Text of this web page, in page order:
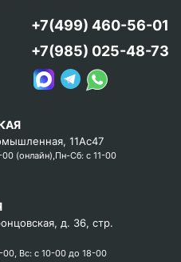
11Ас47
(онлайн),Пн-Сб: с 11-00
д. 36, стр.
Вс: с 10-00 до 18-00
+7(499) 460-56-01
+7(985) 025-48-73